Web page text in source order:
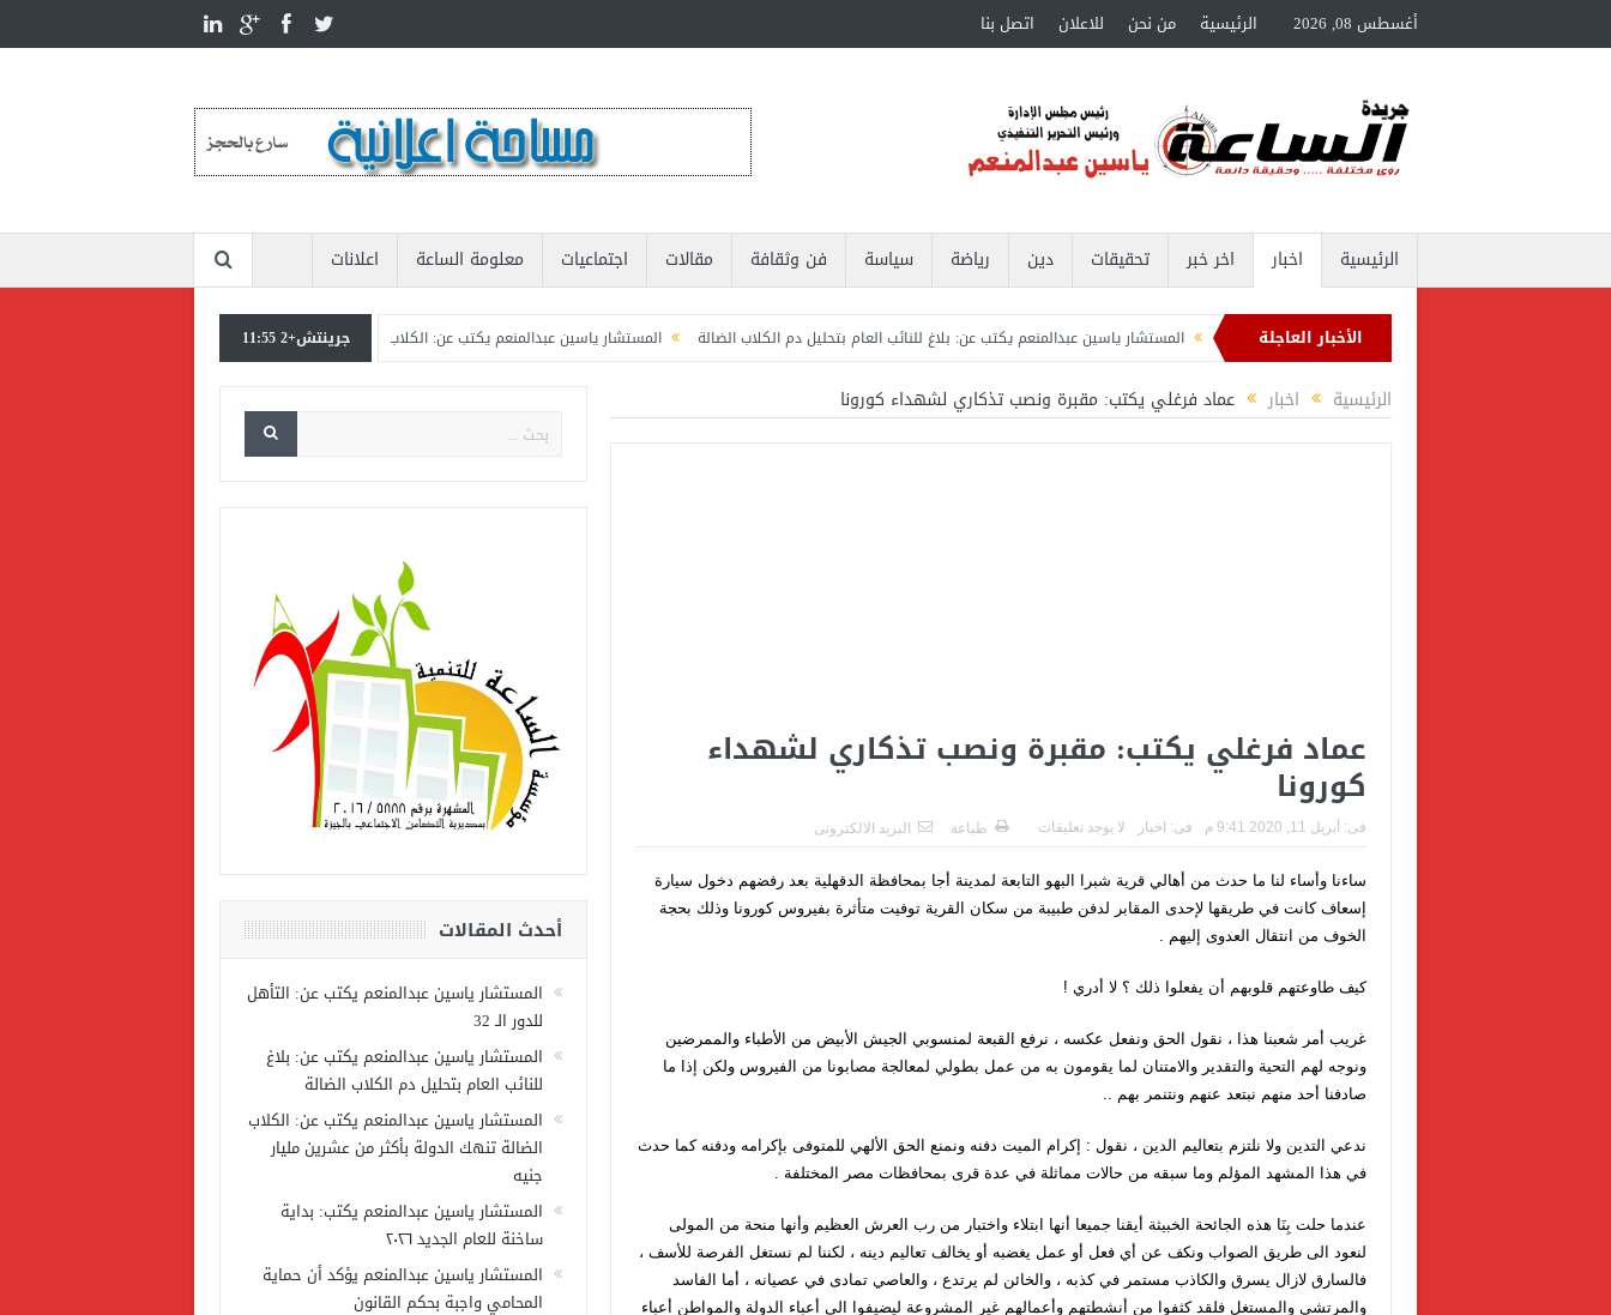
أغسطس 08, 2026 الرئيسية من نحن للاعلان اتصل بنا
الرئيسية اخبار اخر خبر تحقيقات دين رياضة سياسة فن وثقافة مقالات اجتماعيات معلومة الساعة اعلانات
الأخبار العاجلة
المستشار ياسين عبدالمنعم يكتب عن: التأهل للدور الـ 32 المستشار ياسين عبدالمنعم يكتب عن: بلاغ للنائب العام بتحليل دم الكلاب الضالة المستشار ياسين عبدالمنعم يكتب عن: الكلاب الضالة تنهك الدولة بأكثر من عشرين مليار جنيه
جرينتش+2 11:55
الرئيسية اخبار عماد فرغلي يكتب: مقبرة ونصب تذكاري لشهداء كورونا
عماد فرغلي يكتب: مقبرة ونصب تذكاري لشهداء
كورونا
فى: أبريل 11, 2020 9:41 م فى: اخبار لا يوجد تعليقات طباعة البريد الالكترونى
ساءنا وأساء لنا ما حدث من أهالي قرية شبرا البهو التابعة لمدينة أجا بمحافظة الدقهلية بعد رفضهم دخول سيارة
إسعاف كانت في طريقها لإحدى المقابر لدفن طبيبة من سكان القرية توفيت متأثرة بفيروس كورونا وذلك بحجة
الخوف من انتقال العدوى إليهم .
كيف طاوعتهم قلوبهم أن يفعلوا ذلك ؟ لا أدري !
غريب أمر شعبنا هذا ، نقول الحق ونفعل عكسه ، نرفع القبعة لمنسوبي الجيش الأبيض من الأطباء والممرضين
ونوجه لهم التحية والتقدير والامتنان لما يقومون به من عمل بطولي لمعالجة مصابونا من الفيروس ولكن إذا ما
صادفنا أحد منهم نبتعد عنهم ونتنمر بهم ..
ندعي التدين ولا نلتزم بتعاليم الدين ، نقول : إكرام الميت دفنه ونمنع الحق الألهي للمتوفى بإكرامه ودفنه كما حدث
في هذا المشهد المؤلم وما سبقه من حالات مماثلة في عدة قرى بمحافظات مصر المختلفة .
عندما حلت بِنَا هذه الجائحة الخبيثة أيقنا جميعا أنها ابتلاء واختبار من رب العرش العظيم وأنها منحة من المولى
لنعود الى طريق الصواب ونكف عن أي فعل أو عمل يغضبه أو يخالف تعاليم دينه ، لكننا لم نستغل الفرصة للأسف ،
فالسارق لازال يسرق والكاذب مستمر في كذبه ، والخائن لم يرتدع ، والعاصي تمادى في عصيانه ، أما الفاسد
والمرتشي والمستغل فلقد كثفوا من أنشطتهم وأعمالهم غير المشروعة ليضيفوا الى أعباء الدولة والمواطن أعباء
أحدث المقالات
المستشار ياسين عبدالمنعم يكتب عن: التأهل
للدور الـ 32
المستشار ياسين عبدالمنعم يكتب عن: بلاغ
للنائب العام بتحليل دم الكلاب الضالة
المستشار ياسين عبدالمنعم يكتب عن: الكلاب
الضالة تنهك الدولة بأكثر من عشرين مليار
جنيه
المستشار ياسين عبدالمنعم يكتب: بداية
ساخنة للعام الجديد ٢٠٢٦
المستشار ياسين عبدالمنعم يؤكد أن حماية
المحامي واجبة بحكم القانون